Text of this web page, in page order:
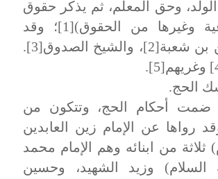
الولد، وحق المعلم، ثم يذكر حقوق
الأئمة والرعية وغيرها من الحقوق)[1]؛ وقد
رواها الحسن بن شعبة[2]، والشيخ الصدوق[3].
ضمت أحكام الحج، وتتكون من
وقد رواها عن الإمام زين العابدين
ثلاثة من ابنائه وهم الإمام محمد
السلام) وزيد الشهيد، وحسين